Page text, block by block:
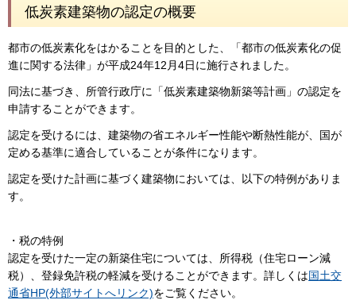
低炭素建築物の認定の概要
都市の低炭素化をはかることを目的とした、「都市の低炭素化の促
進に関する法律」が平成24年12月4日に施行されました。
同法に基づき、所管行政庁に「低炭素建築物新築等計画」の認定を
申請することができます。
認定を受けるには、建築物の省エネルギー性能や断熱性能が、国が
定める基準に適合していることが条件になります。
認定を受けた計画に基づく建築物においては、以下の特例がありま
す。
・税の特例
認定を受けた一定の新築住宅については、所得税（住宅ローン減
税）、登録免許税の軽減を受けることができます。詳しくは国土交
通省HP(外部サイトへリンク)をご覧ください。